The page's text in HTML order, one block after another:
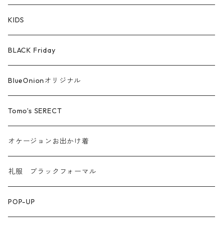
シルケットコットン
ファー ムートン
汗染み防止
KIDS
BLACK Friday
BlueOnionオリジナル
Tomo's SERECT
オケージョンお出かけ着
礼服 ブラックフォーマル
POP-UP